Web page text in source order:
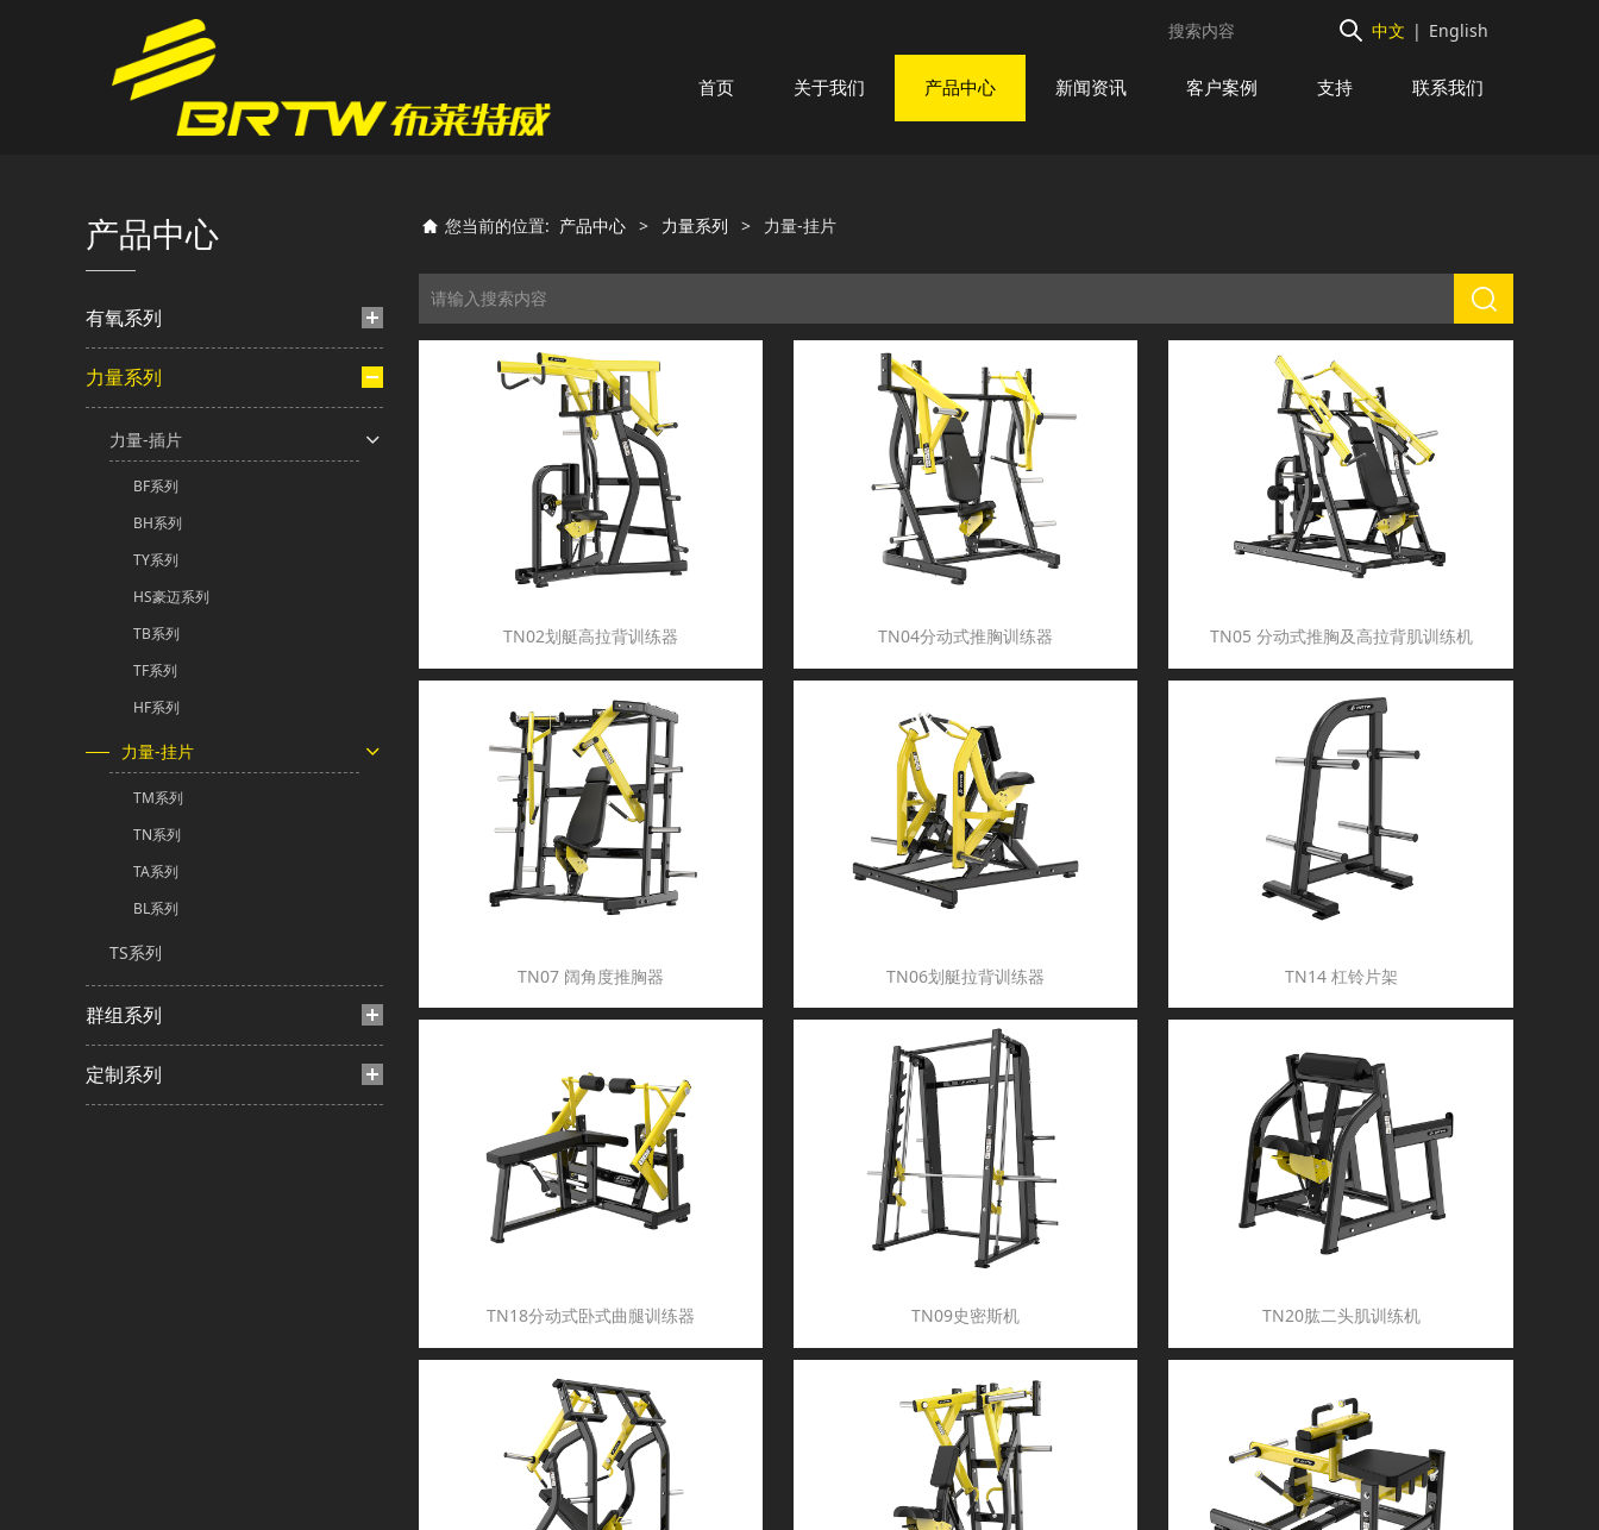
中文 | English
首页 关于我们 产品中心 新闻资讯 客户案例 支持 联系我们
产品中心
有氧系列
力量系列
力量-插片
BF系列
BH系列
TY系列
HS豪迈系列
TB系列
TF系列
HF系列
力量-挂片
TM系列
TN系列
TA系列
BL系列
TS系列
群组系列
定制系列
您当前的位置: 产品中心 > 力量系列 > 力量-挂片
TN02划艇高拉背训练器 TN04分动式推胸训练器 TN05 分动式推胸及高拉背肌训练机
TN07 阔角度推胸器 TN06划艇拉背训练器 TN14 杠铃片架
TN18分动式卧式曲腿训练器 TN09史密斯机 TN20肱二头肌训练机